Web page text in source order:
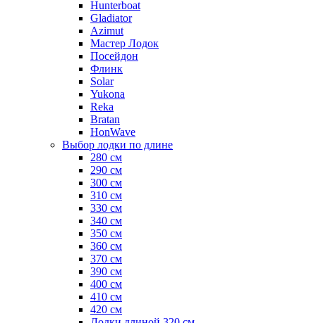
Hunterboat
Gladiator
Azimut
Мастер Лодок
Посейдон
Флинк
Solar
Yukona
Reka
Bratan
HonWave
Выбор лодки по длине
280 см
290 см
300 см
310 см
330 см
340 см
350 см
360 см
370 см
390 см
400 см
410 см
420 см